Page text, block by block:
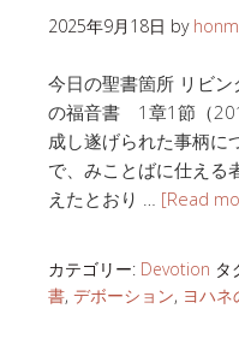
2025年9月18日 by
今日の聖書箇所 リビ
の福音書 1章1節（
成し遂げられた事柄に
で、みことばに仕える
えたとおり … [Read
カテゴリー: Devotion タ
書, デボーション, ヨハネ